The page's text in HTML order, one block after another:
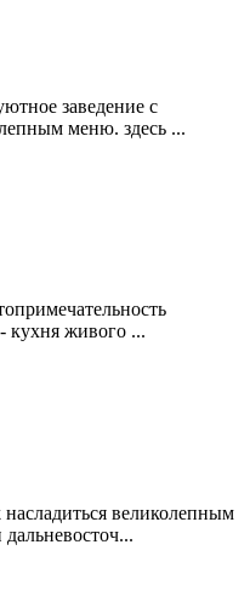
заведение с
меню. здесь ...
кухня живого ...
великолепным